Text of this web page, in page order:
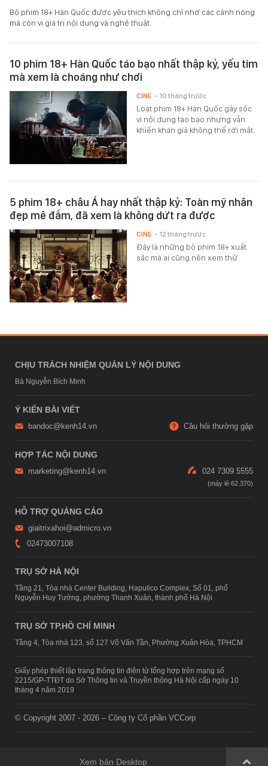
Bộ phim 18+ Hàn Quốc được yêu thích không chỉ nhờ các cảnh nóng
mà còn vì giá trị nội dung và nghệ thuật.
10 phim 18+ Hàn Quốc táo bạo nhất thập kỷ, yếu tim
mà xem là choáng như chơi
Loạt phim 18+ Hàn Quốc gây sốc
vì nội dung táo bạo nhưng vẫn
khiến khán giả không thể rời mắt.
CINE - 10 tháng trước
5 phim 18+ châu Á hay nhất thập kỷ: Toàn mỹ nhân
đẹp mê đắm, đã xem là không dứt ra được
Đây là những bộ phim 18+ xuất
sắc mà ai cũng nên xem thử.
CINE - 12 tháng trước
CHỊU TRÁCH NHIỆM QUẢN LÝ NỘI DUNG
Bà Nguyễn Bích Minh
Ý KIẾN BÀI VIẾT
bandoc@kenh14.vn Câu hỏi thường gặp
HỢP TÁC NỘI DUNG
marketing@kenh14.vn 024 7309 5555
HỖ TRỢ QUẢNG CÁO
giaitrixahoi@admicro.vn
02473007108
TRỤ SỞ HÀ NỘI
Tầng 21, Tòa nhà Center Building, Hapulico Complex, Số 01, phố
Nguyễn Huy Tưởng, phường Thanh Xuân, thành phố Hà Nội
TRỤ SỞ TP.HỒ CHÍ MINH
Tầng 4, Tòa nhà 123, số 127 Võ Văn Tần, Phường Xuân Hòa, TPHCM
Giấy phép thiết lập trang thông tin điện tử tổng hợp trên mạng số
2215/GP-TTĐT do Sở Thông tin và Truyền thông Hà Nội cấp ngày 10
tháng 4 năm 2019
© Copyright 2007 - 2026 – Công ty Cổ phần VCCorp
Xem bản Desktop